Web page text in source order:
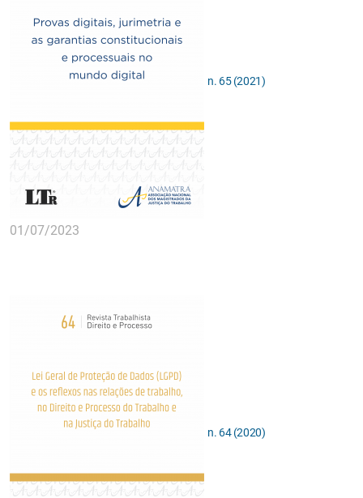
n. 65 (2021)
01/07/2023
n. 64 (2020)